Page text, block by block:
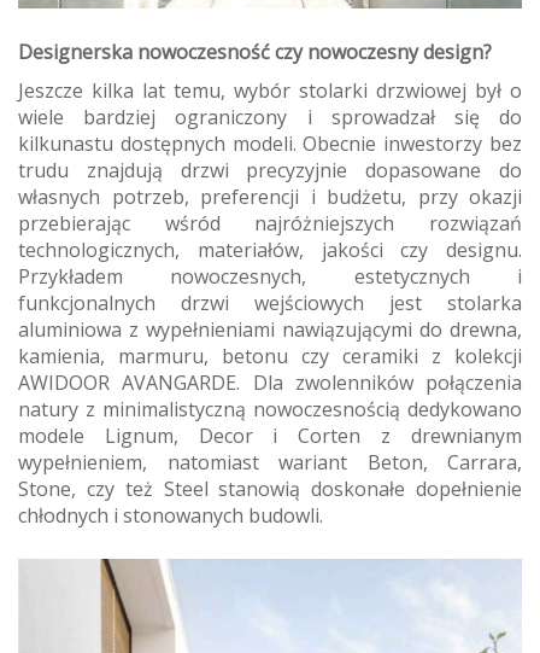
Designerska nowoczesność czy nowoczesny design?
Jeszcze kilka lat temu, wybór stolarki drzwiowej był o
wiele bardziej ograniczony i sprowadzał się do
kilkunastu dostępnych modeli. Obecnie inwestorzy bez
trudu znajdują drzwi precyzyjnie dopasowane do
własnych potrzeb, preferencji i budżetu, przy okazji
przebierając wśród najróżniejszych rozwiązań
technologicznych, materiałów, jakości czy designu.
Przykładem nowoczesnych, estetycznych i
funkcjonalnych drzwi wejściowych jest stolarka
aluminiowa z wypełnieniami nawiązującymi do drewna,
kamienia, marmuru, betonu czy ceramiki z kolekcji
AWIDOOR AVANGARDE. Dla zwolenników połączenia
natury z minimalistyczną nowoczesnością dedykowano
modele Lignum, Decor i Corten z drewnianym
wypełnieniem, natomiast wariant Beton, Carrara,
Stone, czy też Steel stanowią doskonałe dopełnienie
chłodnych i stonowanych budowli.